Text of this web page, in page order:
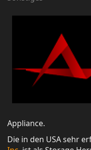
Appliance.
Die in den USA sehr